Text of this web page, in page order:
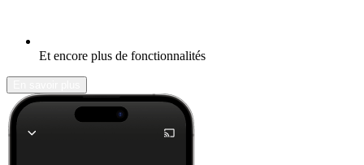
Et encore plus de fonctionnalités